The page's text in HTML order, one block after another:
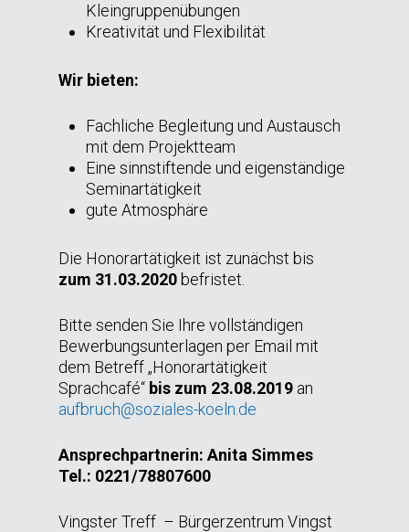
Kleingruppenübungen
Kreativität und Flexibilität
Wir bieten:
Fachliche Begleitung und Austausch
mit dem Projektteam
Eine sinnstiftende und eigenständige
Seminartätigkeit
gute Atmosphäre
Die Honorartätigkeit ist zunächst bis
zum 31.03.2020 befristet.
Bitte senden Sie Ihre vollständigen
Bewerbungsunterlagen per Email mit
dem Betreff „Honorartätigkeit
Sprachcafé“ bis zum 23.08.2019 an
aufbruch@soziales-koeln.de
Ansprechpartnerin: Anita Simmes
Tel.: 0221/78807600
Vingster Treff – Bürgerzentrum Vingst